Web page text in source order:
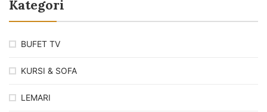
Kategori
BUFET TV
KURSI & SOFA
LEMARI